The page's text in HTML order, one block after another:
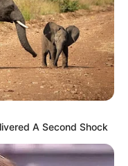
Rasa yang manis
A Second Shock